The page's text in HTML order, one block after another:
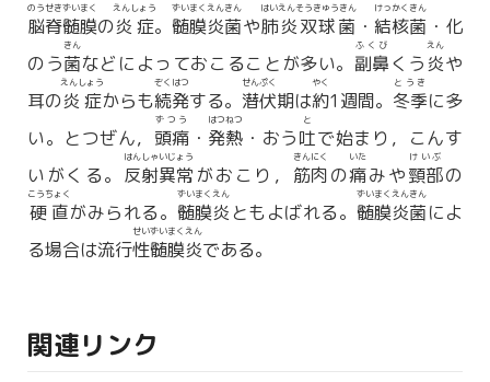
脳脊髄膜
のうせきずいまく
の炎症
えんしょう
。 髄膜炎菌
ずいまくえんきん
や肺炎双球菌
はいえんそうきゅうきん
・ 結核菌
けっかくきん
・化
のう菌
きん
などによっておこることが多い。 副鼻
ふくび
くう炎
えん
や
耳の炎症
えんしょう
からも続発
ぞくはつ
する。 潜伏
せんぷく
期は約
やく
1週間。 冬季
とうき
に多
い。とつぜん， 頭痛
ずつう
・ 発熱
はつねつ
・おう吐
と
で始まり，こんす
いがくる。 反射異常
はんしゃいじょう
がおこり， 筋肉
きんにく
の痛
いた
みや頸部
けいぶ
の
硬直
こうちょく
がみられる。 髄膜炎
ずいまくえん
ともよばれる。 髄膜炎菌
ずいまくえんきん
によ
る場合は流行性髄膜炎
せいずいまくえん
である。
関連リンク